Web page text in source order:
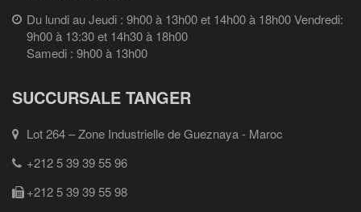
Du lundi au Jeudi : 9h00 à 13h00 et 14h00 à 18h00 Vendredi:
9h00 à 13:30 et 14h30 à 18h00
Samedi : 9h00 à 13h00
SUCCURSALE TANGER
Lot 264 – Zone Industrielle de Gueznaya - Maroc
+212 5 39 39 55 96
+212 5 39 39 55 98